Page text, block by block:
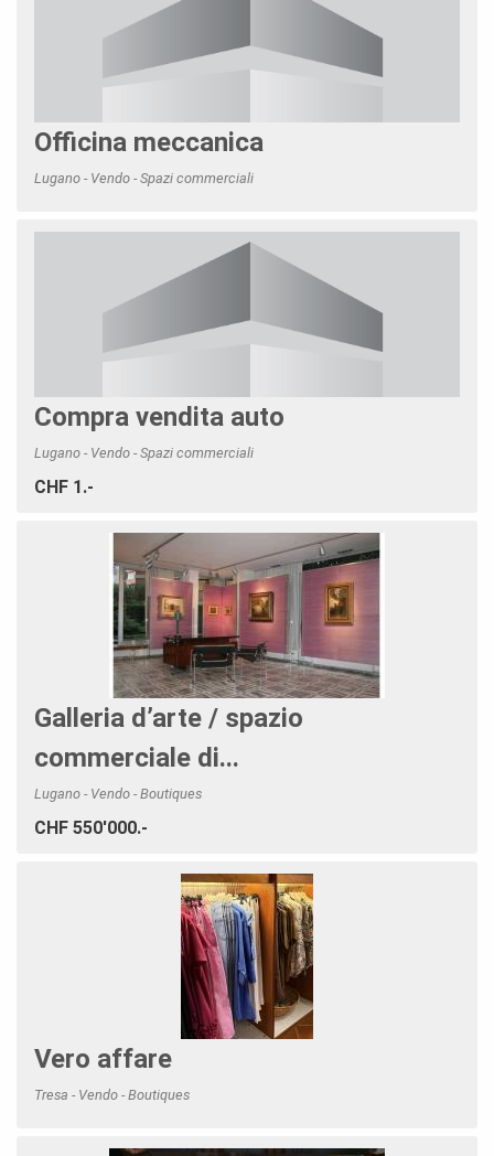
Officina meccanica
Lugano - Vendo - Spazi commerciali
Compra vendita auto
Lugano - Vendo - Spazi commerciali
CHF 1.-
Galleria d’arte / spazio
commerciale di...
Lugano - Vendo - Boutiques
CHF 550'000.-
Vero affare
Tresa - Vendo - Boutiques